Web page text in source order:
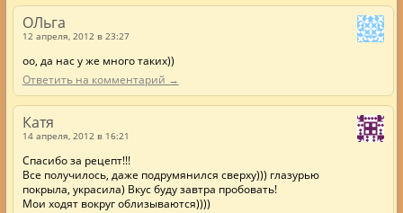
ОЛьга
12 апреля, 2012 в 23:27
оо, да нас у же много таких))
Ответить на комментарий →
Катя
14 апреля, 2012 в 16:21
Спасибо за рецепт!!!
Все получилось, даже подрумянился сверху))) глазурью
покрыла, украсила) Вкус буду завтра пробовать!
Мои ходят вокруг облизываются))))